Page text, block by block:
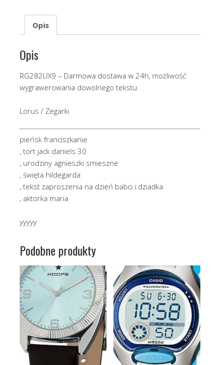
Opis
Opis
RG282UX9 – Darmowa dostawa w 24h, możliwość
wygrawerowania dowolnego tekstu.
Lorus / Zegarki
pieńsk franciszkanie
, tort jack daniels 30
, urodziny agnieszki smieszne
, święta hildegarda
, tekst zaproszenia na dzień babci i dziadka
, aktorka maria
yyyyy
Podobne produkty